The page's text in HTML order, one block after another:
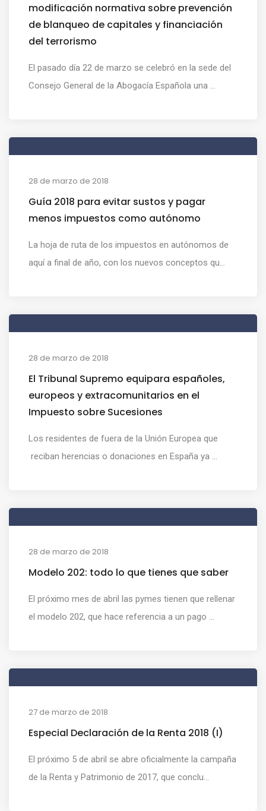
modificación normativa sobre prevención
de blanqueo de capitales y financiación
del terrorismo
El pasado día 22 de marzo se celebró en la sede del
Consejo General de la Abogacía Española una ...
28 de marzo de 2018
Guía 2018 para evitar sustos y pagar
menos impuestos como autónomo
La hoja de ruta de los impuestos en autónomos de
aquí a final de año, con los nuevos conceptos qu...
28 de marzo de 2018
El Tribunal Supremo equipara españoles,
europeos y extracomunitarios en el
Impuesto sobre Sucesiones
Los residentes de fuera de la Unión Europea que
reciban herencias o donaciones en España ya ...
28 de marzo de 2018
Modelo 202: todo lo que tienes que saber
El próximo mes de abril las pymes tienen que rellenar
el modelo 202, que hace referencia a un pago ...
27 de marzo de 2018
Especial Declaración de la Renta 2018 (I)
El próximo 5 de abril se abre oficialmente la campaña
de la Renta y Patrimonio de 2017, que conclu...